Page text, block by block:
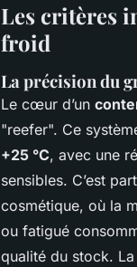
Les critères
froid
La précision du
Le cœur d’un
"reefer". Ce
+25 °C, avec une
sensibles. C’est
cosmétique, où la
ou fatigué
qualité du stock.